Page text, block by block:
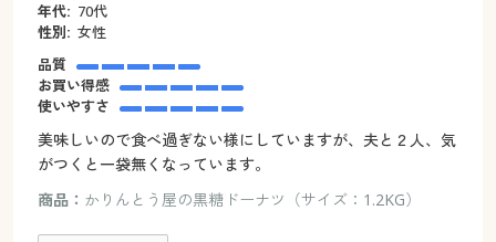
年代: 70代
性別: 女性
品質
お買い得感
使いやすさ
美味しいので食べ過ぎない様にしていますが、夫と２人、気
がつくと一袋無くなっています。
商品： かりんとう屋の黒糖ドーナツ（サイズ：1.2KG）